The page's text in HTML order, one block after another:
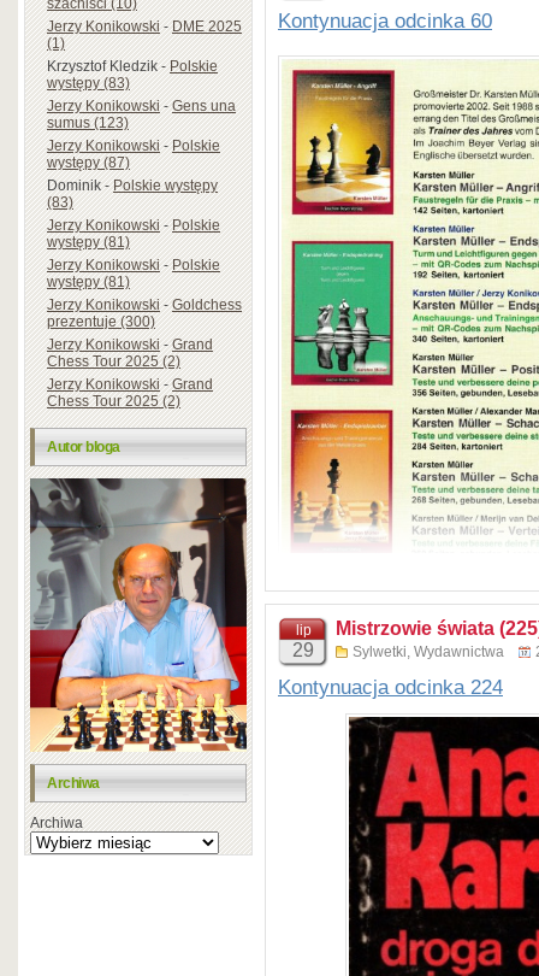
szachiści (10)
Jerzy Konikowski-DME 2025
(1)
Krzysztof Kledzik-Polskie
występy (83)
Jerzy Konikowski-Gens una
sumus (123)
Jerzy Konikowski-Polskie
występy (87)
Dominik-Polskie występy
(83)
Jerzy Konikowski-Polskie
występy (81)
Jerzy Konikowski-Polskie
występy (81)
Jerzy Konikowski-Goldchess
prezentuje (300)
Jerzy Konikowski-Grand
Chess Tour 2025 (2)
Jerzy Konikowski-Grand
Chess Tour 2025 (2)
Autor bloga
Archiwa
Archiwa
Kontynuacja odcinka 60
W miesięczniku
reklama najnowszych
najaktywniejszego obecnie
lip
29
Mistrzowie świata
Sylwetki, Wydawnictwa
Kontynuacja odcinka 224